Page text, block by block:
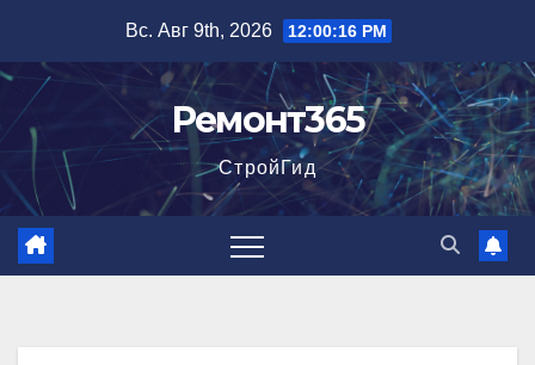
содержимому
Вс. Авг 9th, 2026 12:00:17 PM
Ремонт365
СтройГид